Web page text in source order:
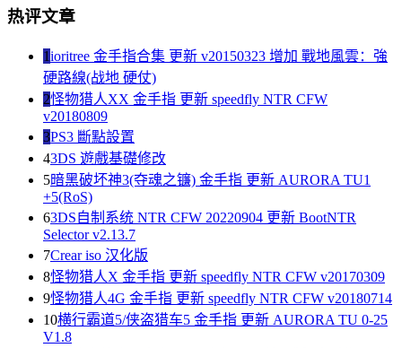
热评文章
1ioritree 金手指合集 更新 v20150323 增加 戰地風雲：強
硬路線(战地 硬仗)
2怪物猎人XX 金手指 更新 speedfly NTR CFW
v20180809
3PS3 斷點設置
43DS 遊戲基礎修改
5暗黑破坏神3(夺魂之镰) 金手指 更新 AURORA TU1
+5(RoS)
63DS自制系统 NTR CFW 20220904 更新 BootNTR
Selector v2.13.7
7Crear iso 汉化版
8怪物猎人X 金手指 更新 speedfly NTR CFW v20170309
9怪物猎人4G 金手指 更新 speedfly NTR CFW v20180714
10横行霸道5/侠盗猎车5 金手指 更新 AURORA TU 0-25
V1.8